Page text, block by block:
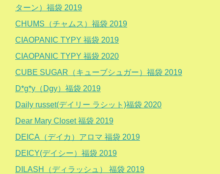
ターン）福袋 2019
CHUMS（チャムス）福袋 2019
CIAOPANIC TYPY 福袋 2019
CIAOPANIC TYPY 福袋 2020
CUBE SUGAR（キューブシュガー）福袋 2019
D*g*y（Dgy）福袋 2019
Daily russet(デイリー ラシット)福袋 2020
Dear Mary Closet 福袋 2019
DEICA（デイカ）アロマ 福袋 2019
DEICY(デイシー）福袋 2019
DILASH（ディラッシュ） 福袋 2019